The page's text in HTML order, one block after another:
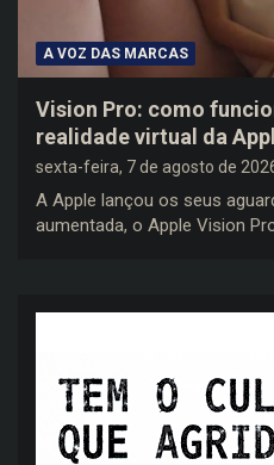
A VOZ DAS MARCAS
Vision Pro: como
realidade virtual da
sexta-feira, 7 de agosto de
A Apple lançou os seus
aumentada, o Apple Vision